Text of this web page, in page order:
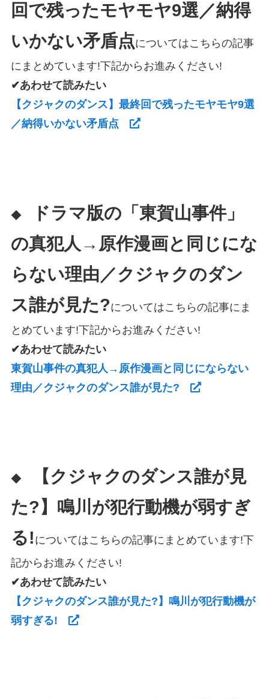
回で残ったモヤモヤ9選／納得
いかない矛盾点についてはこちらの記事
にまとめています!下記からお進みください!
✔あわせて読みたい
【クジャクのダンス】最終回で残ったモヤモヤ9選
／納得いかない矛盾点
◆
ドラマ版の「東賀山事件」
の真犯人→原作漫画と同じにな
らない理由／クジャクのダン
ス誰が見た?についてはこちらの記事にま
とめています!下記からお進みください!
✔あわせて読みたい
東賀山事件の真犯人→原作漫画と同じにならない
理由／クジャクのダンス誰が見た?
◆
【クジャクのダンス誰が見
た?】鳴川が犯行動機が弱すぎ
る! についてはこちらの記事にまとめています!下
記からお進みください!
✔あわせて読みたい
【クジャクのダンス誰が見た?】鳴川が犯行動機が
弱すぎる!